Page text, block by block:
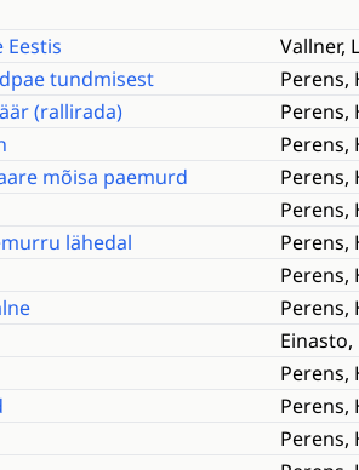
Vallner,
tundmisest
Perens,
(rallirada)
Perens,
Perens,
mõisa paemurd
Perens,
Perens,
lähedal
Perens,
Perens,
Perens,
Einasto,
Perens,
Perens,
Perens,